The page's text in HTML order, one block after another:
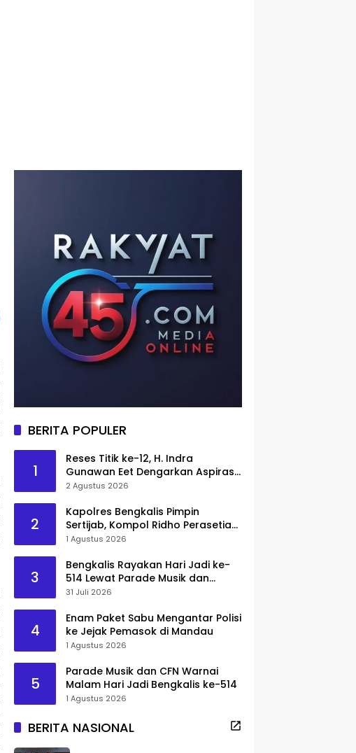
BERITA POPULER
1
Reses Titik ke-12, H. Indra
Gunawan Eet Dengarkan Aspirasi
Senggoro
2 Agustus 2026
2
Kapolres Bengkalis Pimpin
Sertijab, Kompol Ridho Perasetia
Jadi Wakapolres
1 Agustus 2026
3
Bengkalis Rayakan Hari Jadi ke-
514 Lewat Parade Musik dan
Pameran Kuliner
31 Juli 2026
4
Enam Paket Sabu Mengantar Polisi
ke Jejak Pemasok di Mandau
1 Agustus 2026
5
Parade Musik dan CFN Warnai
Malam Hari Jadi Bengkalis ke-514
1 Agustus 2026
BERITA NASIONAL